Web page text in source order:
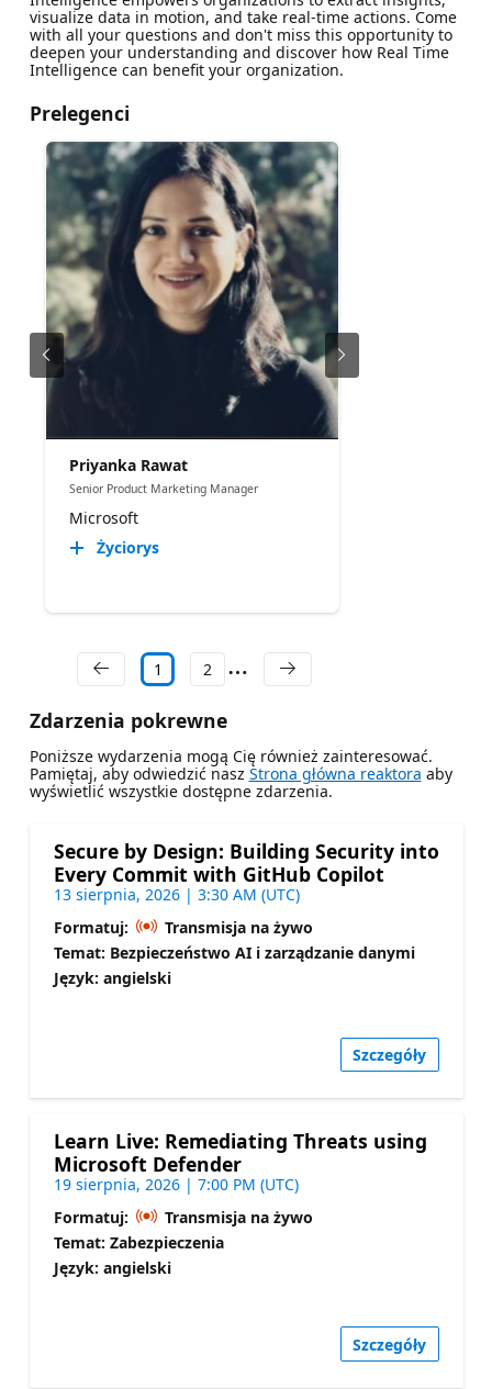
visualize data in motion, and take real-time actions. Come
with all your questions and don't miss this opportunity to
deepen your understanding and discover how Real Time
Intelligence can benefit your organization.
Prelegenci
Priyanka Rawat
Senior Product Marketing Manager
Microsoft
Życiorys
1 2
Zdarzenia pokrewne
Poniższe wydarzenia mogą Cię również zainteresować.
Pamiętaj, aby odwiedzić nasz Strona główna reaktora aby
wyświetlić wszystkie dostępne zdarzenia.
Secure by Design: Building Security into
Every Commit with GitHub Copilot
13 sierpnia, 2026 | 3:30 AM (UTC)
Formatuj:
Transmisja na żywo
Temat: Bezpieczeństwo AI i zarządzanie danymi
Język: angielski
Szczegóły
Learn Live: Remediating Threats using
Microsoft Defender
19 sierpnia, 2026 | 7:00 PM (UTC)
Formatuj:
Transmisja na żywo
Temat: Zabezpieczenia
Język: angielski
Szczegóły